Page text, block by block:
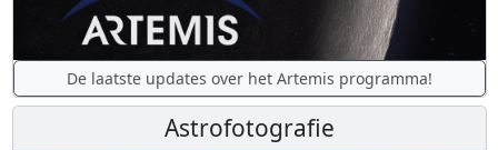
De laatste updates over het Artemis programma!
Astrofotografie